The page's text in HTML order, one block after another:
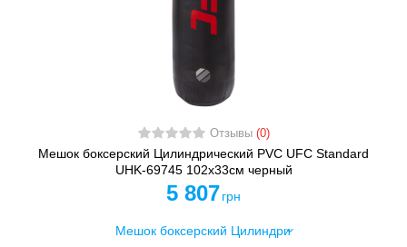
Отзывы (0)
Мешок боксерский Цилиндрический PVC UFC Standard
UHK-69745 102х33см черный
5 807 грн